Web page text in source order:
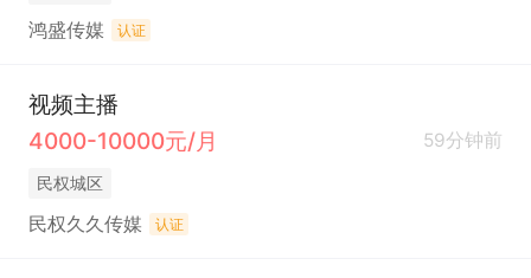
鸿盛传媒 认证
视频主播
4000-10000元/月
59分钟前
民权城区
民权久久传媒 认证